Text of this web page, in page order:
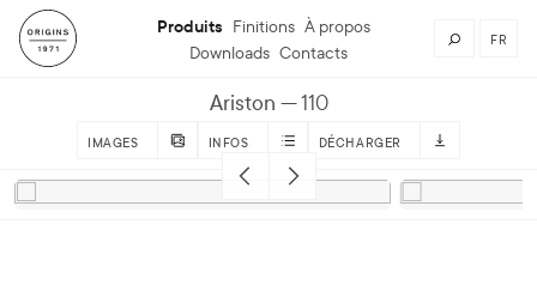
Produits Finitions À propos
Downloads Contacts
FR
Ariston 110
IMAGES INFOS DÉCHARGER